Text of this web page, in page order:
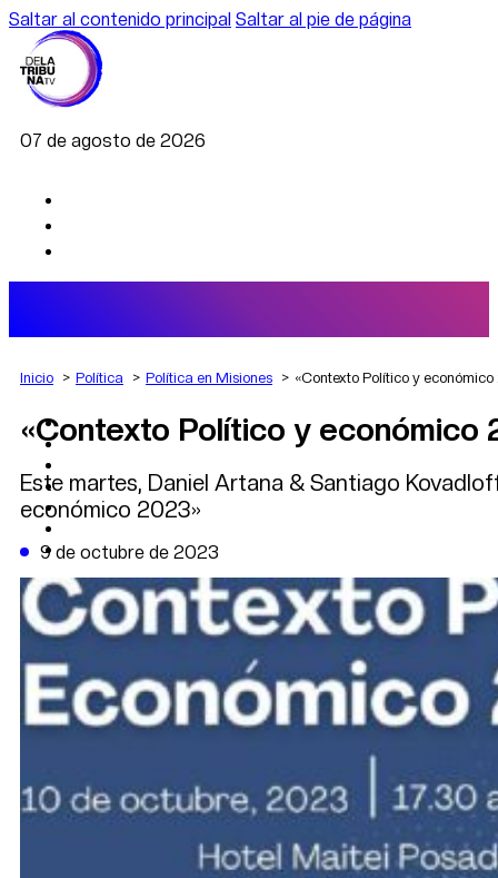
Saltar al contenido principal Saltar al pie de página
07 de agosto de 2026
AGRO
DEPORTES
POLÍTICA
CAMBIO CLIMÁTICO
DE LA TRIBUNA TV
Inicio Política Política en Misiones «Contexto Político y
«Contexto Político y económico
Este martes, Daniel Artana & Santiago
económico 2023»
9 de octubre de 2023